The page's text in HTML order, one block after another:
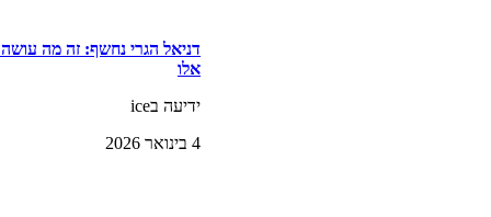
דניאל הגרי נחשף: זה מה
אלו
ידיעה בice
4 בינואר 2026